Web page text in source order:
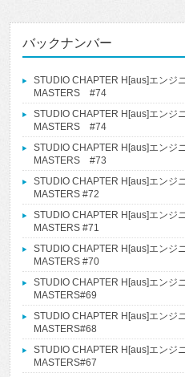
バックナンバー
STUDIO CHAPTER H[aus]エンジ
MASTERS #74
STUDIO CHAPTER H[aus]エンジ
MASTERS #74
STUDIO CHAPTER H[aus]エンジ
MASTERS #73
STUDIO CHAPTER H[aus]エンジ
MASTERS #72
STUDIO CHAPTER H[aus]エンジ
MASTERS #71
STUDIO CHAPTER H[aus]エンジ
MASTERS #70
STUDIO CHAPTER H[aus]エンジ
MASTERS#69
STUDIO CHAPTER H[aus]エンジ
MASTERS#68
STUDIO CHAPTER H[aus]エンジ
MASTERS#67